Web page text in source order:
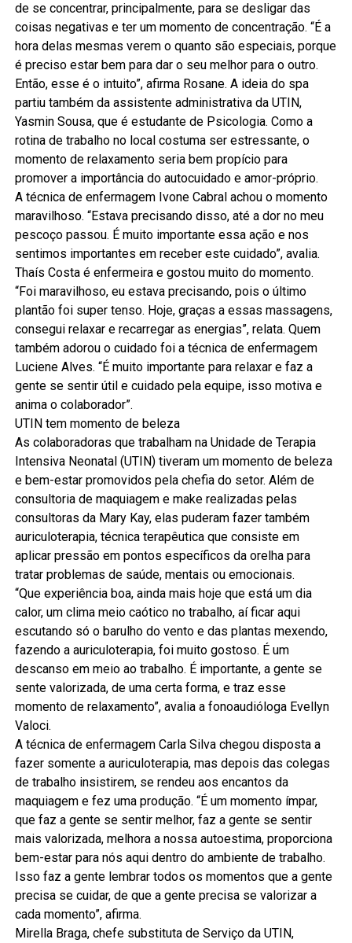
de se concentrar, principalmente, para se desligar das
coisas negativas e ter um momento de concentração. “É a
hora delas mesmas verem o quanto são especiais, porque
é preciso estar bem para dar o seu melhor para o outro.
Então, esse é o intuito”, afirma Rosane. A ideia do spa
partiu também da assistente administrativa da UTIN,
Yasmin Sousa, que é estudante de Psicologia. Como a
rotina de trabalho no local costuma ser estressante, o
momento de relaxamento seria bem propício para
promover a importância do autocuidado e amor-próprio.
A técnica de enfermagem Ivone Cabral achou o momento
maravilhoso. “Estava precisando disso, até a dor no meu
pescoço passou. É muito importante essa ação e nos
sentimos importantes em receber este cuidado”, avalia.
Thaís Costa é enfermeira e gostou muito do momento.
“Foi maravilhoso, eu estava precisando, pois o último
plantão foi super tenso. Hoje, graças a essas massagens,
consegui relaxar e recarregar as energias”, relata. Quem
também adorou o cuidado foi a técnica de enfermagem
Luciene Alves. “É muito importante para relaxar e faz a
gente se sentir útil e cuidado pela equipe, isso motiva e
anima o colaborador”.
UTIN tem momento de beleza
As colaboradoras que trabalham na Unidade de Terapia
Intensiva Neonatal (UTIN) tiveram um momento de beleza
e bem-estar promovidos pela chefia do setor. Além de
consultoria de maquiagem e make realizadas pelas
consultoras da Mary Kay, elas puderam fazer também
auriculoterapia, técnica terapêutica que consiste em
aplicar pressão em pontos específicos da orelha para
tratar problemas de saúde, mentais ou emocionais.
“Que experiência boa, ainda mais hoje que está um dia
calor, um clima meio caótico no trabalho, aí ficar aqui
escutando só o barulho do vento e das plantas mexendo,
fazendo a auriculoterapia, foi muito gostoso. É um
descanso em meio ao trabalho. É importante, a gente se
sente valorizada, de uma certa forma, e traz esse
momento de relaxamento”, avalia a fonoaudióloga Evellyn
Valoci.
A técnica de enfermagem Carla Silva chegou disposta a
fazer somente a auriculoterapia, mas depois das colegas
de trabalho insistirem, se rendeu aos encantos da
maquiagem e fez uma produção. “É um momento ímpar,
que faz a gente se sentir melhor, faz a gente se sentir
mais valorizada, melhora a nossa autoestima, proporciona
bem-estar para nós aqui dentro do ambiente de trabalho.
Isso faz a gente lembrar todos os momentos que a gente
precisa se cuidar, de que a gente precisa se valorizar a
cada momento”, afirma.
Mirella Braga, chefe substituta de Serviço da UTIN,